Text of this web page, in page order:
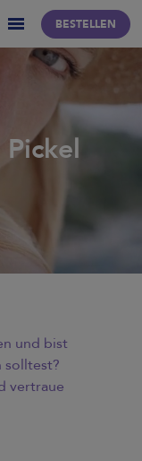
BESTELLEN
und bist
solltest?
vertraue